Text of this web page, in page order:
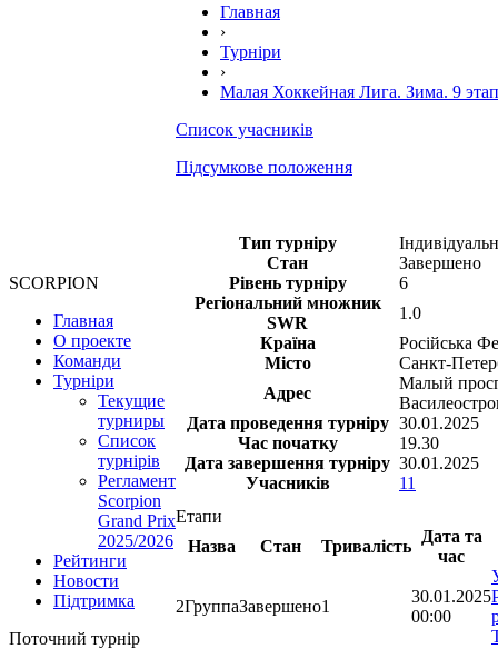
SCORPION
Главная
О проекте
Команди
Турніри
Текущие
турниры
Список
турнірів
Регламент
Scorpion
Grand Prix
2025/2026
Рейтинги
Новости
Підтримка
Поточний турнір
Главная
›
Турніри
›
Малая Хоккейная Лига. Зима. 9 этап
Список учасників
Підсумкове положення
Тип турніру
Стан
Завершено
Рівень турніру
6
Регіональний множник
SWR
1.0
Країна
Російська
Місто
Санкт-
Адрес
Малый
Дата проведення турніру 30.01.2025
Час початку
19.30
Дата завершення турніру 30.01.2025
Учасників
11
Етапи
Назва
Стан Тривалість
Дата та
час
2ГруппаЗавершено1
30.01.2025
00:00